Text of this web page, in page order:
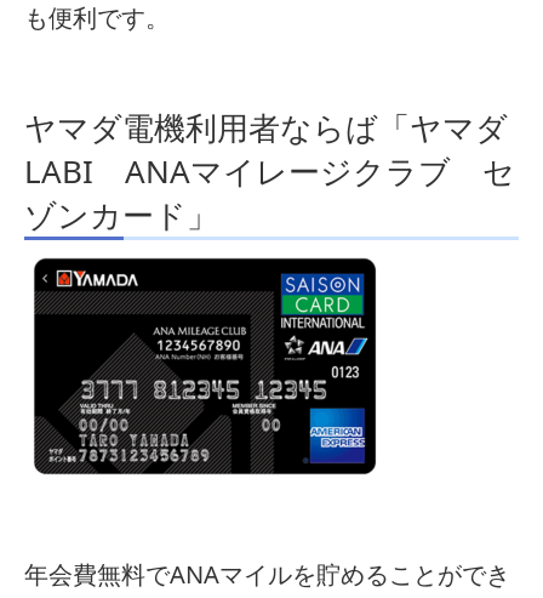
も便利です。
ヤマダ電機利用者ならば「ヤマダ
LABI ANAマイレージクラブ セ
ゾンカード」
年会費無料でANAマイルを貯めることができ